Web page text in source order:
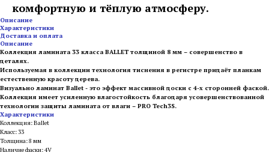
комфортную и тёплую атмосферу.
Описание
Характеристики
Доставка и оплата
Описание
Коллекция ламината 33 класса BALLET толщиной 8 мм – совершенство в
деталях.
Используемая в коллекции технология тиснения в регистре придаёт планкам
естественную красоту дерева.
Визуально ламинат Ballet - это эффект массивной доски с 4-х сторонней фаской.
Коллекция имеет усиленную влагостойкость благодаря усовершенствованной
технологии защиты ламината от влаги – PRO Tech3S.
Характеристики
Коллекция: Ballet
Класс: 33
Толщина: 8 мм
Наличие фаски: 4V